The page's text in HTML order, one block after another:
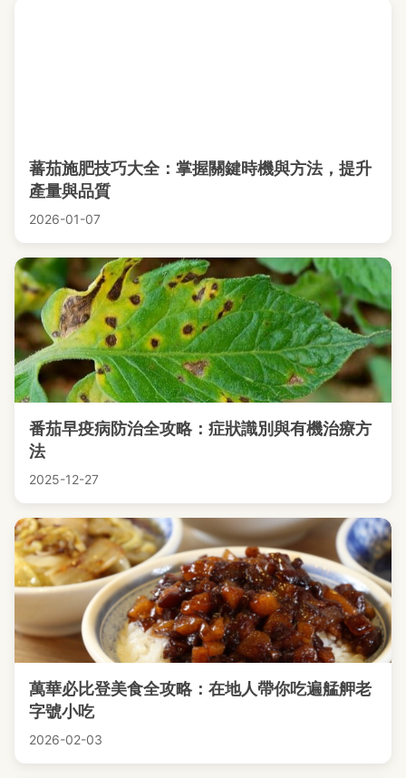
蕃茄施肥技巧大全：掌握關鍵時機與方法，提升
產量與品質
2026-01-07
番茄早疫病防治全攻略：症狀識別與有機治療方
法
2025-12-27
萬華必比登美食全攻略：在地人帶你吃遍艋舺老
字號小吃
2026-02-03